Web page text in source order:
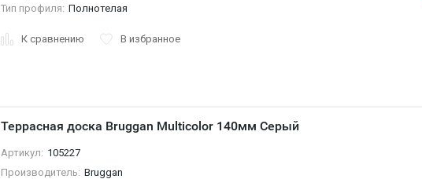
Тип профиля: Полнотелая
К сравнению В избранное
Террасная доска Bruggan Multicolor 140мм Серый
Артикул: 105227
Производитель: Bruggan